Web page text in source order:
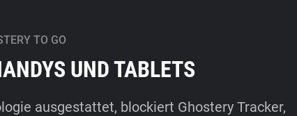
TO GO
UND TABLETS
ausgestattet, blockiert Ghostery Tracker,